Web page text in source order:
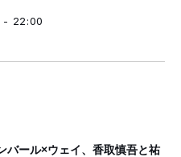
- 22:00
バール×ウェイ、香取慎吾と祐